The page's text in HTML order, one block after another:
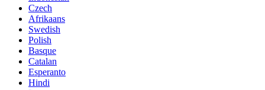
Czech
Afrikaans
Swedish
Polish
Basque
Catalan
Esperanto
Hindi